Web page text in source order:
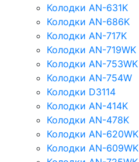
Колодки AN-631K
Колодки AN-686K
Колодки AN-717K
Колодки AN-719WK
Колодки AN-753WK
Колодки AN-754W
Колодки D3114
Колодки AN-414K
Колодки AN-478K
Колодки AN-620WK
Колодки AN-609WK